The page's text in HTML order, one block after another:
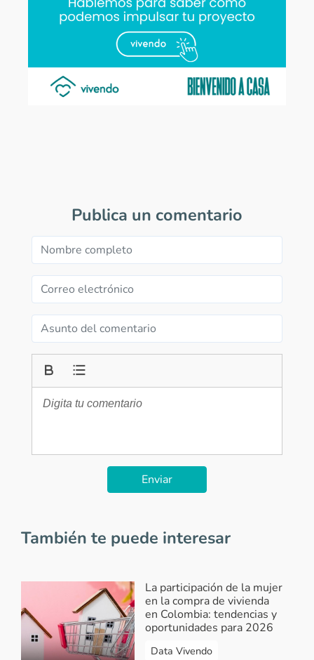
Publica un comentario
Enviar
También te puede interesar
La participación de la mujer
en la compra de vivienda
en Colombia: tendencias y
oportunidades para 2026
Data Vivendo